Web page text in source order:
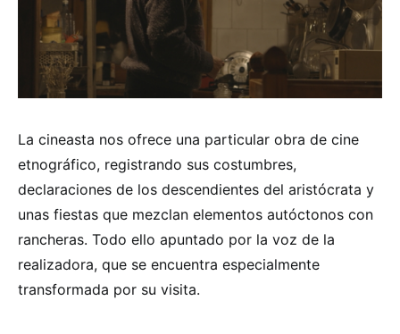
La cineasta nos ofrece una particular obra de cine
etnográfico, registrando sus costumbres,
declaraciones de los descendientes del aristócrata y
unas fiestas que mezclan elementos autóctonos con
rancheras. Todo ello apuntado por la voz de la
realizadora, que se encuentra especialmente
transformada por su visita.